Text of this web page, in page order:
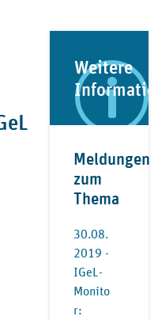
Weitere
Meldungen
zum
Thema
30.08.
2019 -
IGeL-
Monito
r: